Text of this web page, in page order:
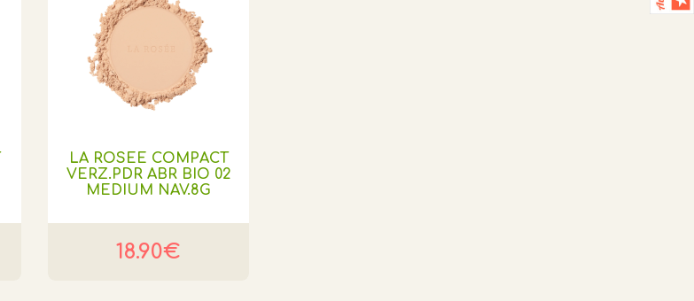
LA ROSEE COMPACT
VERZ.PDR ABR BIO 02
MEDIUM NAV.8G
18.90€